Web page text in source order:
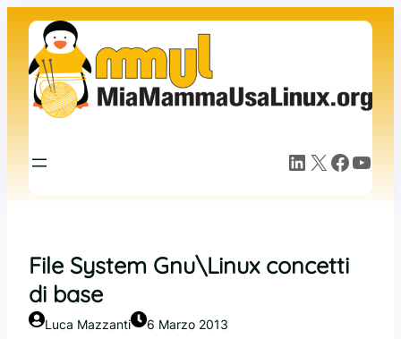
contenuto
LinkedIn X Facebook YouTube
File System Gnu\Linux concetti
di base
Luca Mazzanti 6 Marzo 2013